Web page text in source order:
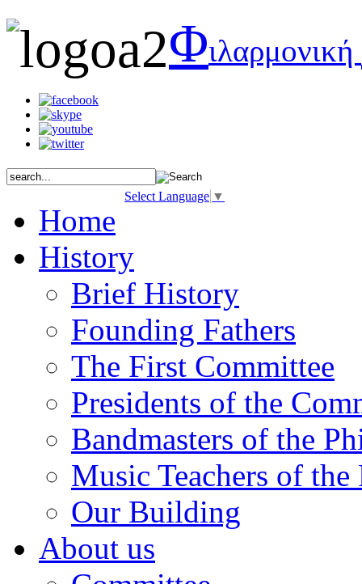
Φιλαρμονική
Select Language ▼
Home
History
Brief History
Founding Fathers
The First Committee
Presidents of the
Bandmasters of the
Music Teachers of
Our Building
About us